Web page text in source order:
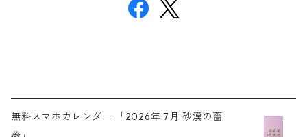
無料スマホカレンダー 「2026年 7月 砂漠の薔